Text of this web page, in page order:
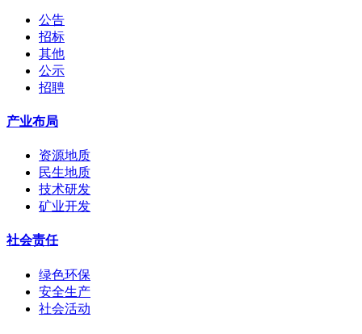
公告
招标
其他
公示
招聘
产业布局
资源地质
民生地质
技术研发
矿业开发
社会责任
绿色环保
安全生产
社会活动